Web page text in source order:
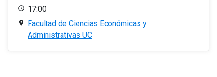
17:00
Facultad de Ciencias Económicas y
Administrativas UC